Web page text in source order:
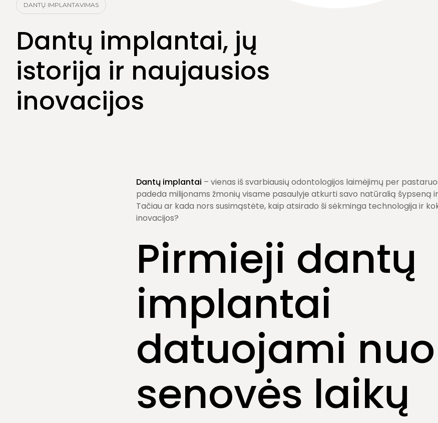
Dantų šalinimas
DANTŲ IMPLANTAVIMAS
Dantų implantai, jų
istorija ir naujausios
inovacijos
Dantų implantai – vienas iš svarbiausių odontologijos laimėjimų per
padeda milijonams žmonių visame pasaulyje atkurti savo natūralią šypseną
Tačiau ar kada nors susimąstėte, kaip atsirado ši sėkminga technologija ir
inovacijos?
Pirmieji dantų
implantai
datuojami nuo
senovės laikų